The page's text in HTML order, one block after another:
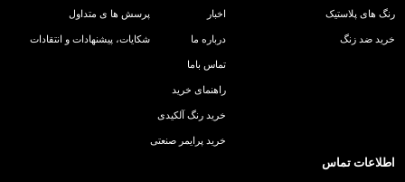
رنگ های پلاستیک
خرید ضد زنگ
اخبار
درباره ما
تماس باما
راهنمای خرید
خرید رنگ آلکیدی
خرید پرایمر صنعتی
پرسش ها ی متداول
شکایات، پیشنهادات و انتقادات
اطلاعات تماس